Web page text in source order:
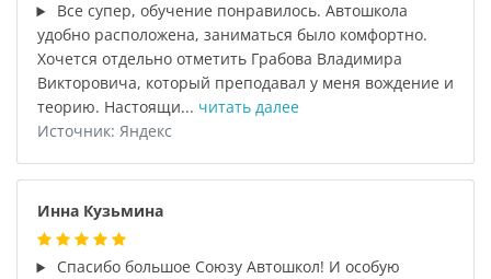
Все супер, обучение понравилось. Автошкола
удобно расположена, заниматься было комфортно.
Хочется отдельно отметить Грабова Владимира
Викторовича, который преподавал у меня вождение и
теорию. Настоящи... читать далее
Источник: Яндекс
Инна Кузьмина
Спасибо большое Союзу Автошкол! И особую